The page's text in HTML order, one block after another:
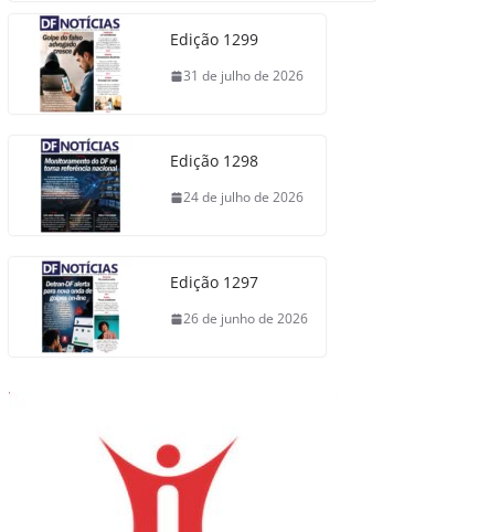
Edição 1299
31 de julho de 2026
Edição 1298
24 de julho de 2026
Edição 1297
26 de junho de 2026